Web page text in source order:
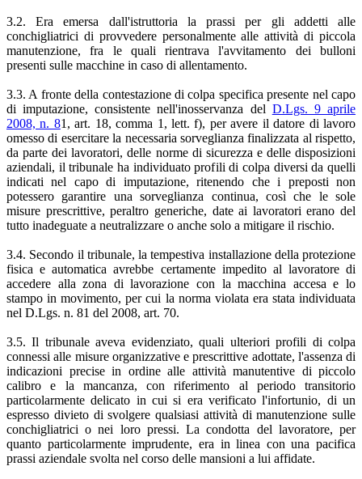
3.2. Era emersa dall'istruttoria la prassi per gli addetti alle
conchigliatrici di provvedere personalmente alle attività di piccola
manutenzione, fra le quali rientrava l'avvitamento dei bulloni
presenti sulle macchine in caso di allentamento.
3.3. A fronte della contestazione di colpa specifica presente nel capo
di imputazione, consistente nell'inosservanza del D.Lgs. 9 aprile
2008, n. 81, art. 18, comma 1, lett. f), per avere il datore di lavoro
omesso di esercitare la necessaria sorveglianza finalizzata al rispetto,
da parte dei lavoratori, delle norme di sicurezza e delle disposizioni
aziendali, il tribunale ha individuato profili di colpa diversi da quelli
indicati nel capo di imputazione, ritenendo che i preposti non
potessero garantire una sorveglianza continua, così che le sole
misure prescrittive, peraltro generiche, date ai lavoratori erano del
tutto inadeguate a neutralizzare o anche solo a mitigare il rischio.
3.4. Secondo il tribunale, la tempestiva installazione della protezione
fisica e automatica avrebbe certamente impedito al lavoratore di
accedere alla zona di lavorazione con la macchina accesa e lo
stampo in movimento, per cui la norma violata era stata individuata
nel D.Lgs. n. 81 del 2008, art. 70.
3.5. Il tribunale aveva evidenziato, quali ulteriori profili di colpa
connessi alle misure organizzative e prescrittive adottate, l'assenza di
indicazioni precise in ordine alle attività manutentive di piccolo
calibro e la mancanza, con riferimento al periodo transitorio
particolarmente delicato in cui si era verificato l'infortunio, di un
espresso divieto di svolgere qualsiasi attività di manutenzione sulle
conchigliatrici o nei loro pressi. La condotta del lavoratore, per
quanto particolarmente imprudente, era in linea con una pacifica
prassi aziendale svolta nel corso delle mansioni a lui affidate.